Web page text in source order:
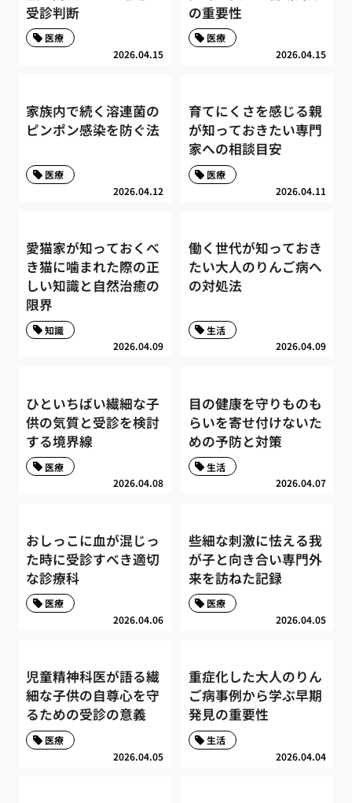
受診判断
2026.04.15
医療
の重要性
2026.04.15
医療
家族内で続く溶連菌の
ピンポン感染を防ぐ法
2026.04.12
医療
育てにくさを感じる親
が知っておきたい専門
家への相談目安
2026.04.11
医療
愛猫家が知っておくべ
き猫に噛まれた際の正
しい知識と自然治癒の
限界
2026.04.09
知識
働く世代が知っておき
たい大人のりんご病へ
の対処法
2026.04.09
生活
ひといちばい繊細な子
供の気質と受診を検討
する境界線
2026.04.08
医療
目の健康を守りものも
らいを寄せ付けないた
めの予防と対策
2026.04.07
生活
おしっこに血が混じっ
た時に受診すべき適切
な診療科
2026.04.06
医療
些細な刺激に怯える我
が子と向き合い専門外
来を訪ねた記録
2026.04.05
医療
児童精神科医が語る繊
細な子供の自尊心を守
るための受診の意義
2026.04.05
医療
重症化した大人のりん
ご病事例から学ぶ早期
発見の重要性
2026.04.04
生活